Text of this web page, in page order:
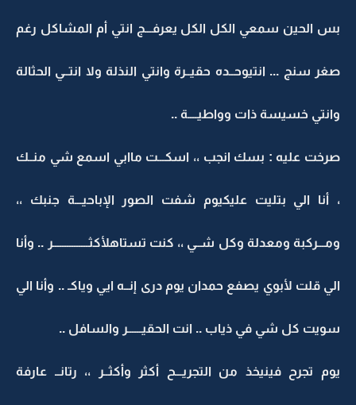
بس الحين سمعي الكل الكل يعرفـــج انتي أم المشاكل رغم
صغر سنج ... انتيوحــده حقيــرة وانتي النذلة ولا انتــي الحثالة
وانتي خسيسة ذات وواطيــــة ..
صرخت عليه : بسك انجب ،، اسكـــت ماابي اسمع شي منــك
، أنا الي بتليت عليكيوم شفت الصور الإباحيـــة جنبك ،،
ومـــركبة ومعدلة وكل شــي ،، كنت تستاهلأكثـــــــــــــــر .. وأنا
الي قلت لأبوي يصفع حمدان يوم درى إنــه ايي وياكـ .. وأنا الي
سويت كل شي في ذياب .. انت الحقيــــــر والسافل ..
يوم تجرح فينيخذ من التجريـــح أكثر وأكثــر ،، رتانــ عارفة